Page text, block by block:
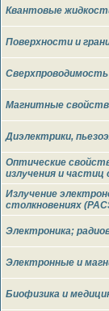
Квантовые
Поверхности и
Cверхпроводимость
Магнитные
Диэлектрики,
Оптические
излучения и частиц
Излучение
столкновениях
Электроника;
Электронные и
Биофизика и